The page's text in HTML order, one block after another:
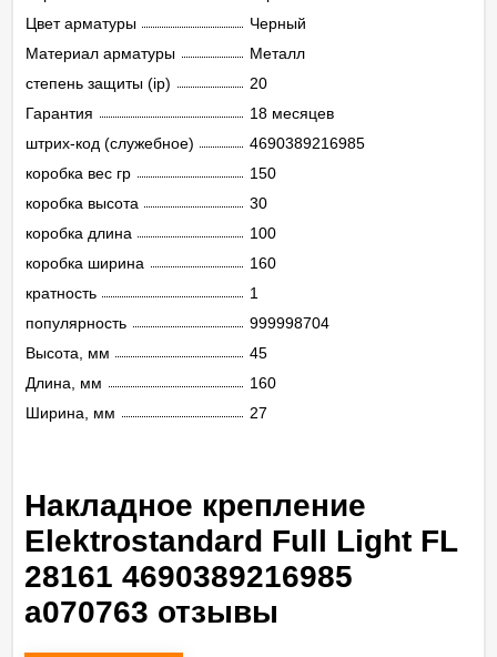
Цвет арматуры
Черный
Материал арматуры
Металл
степень защиты (ip)
20
Гарантия
18 месяцев
штрих-код (служебное)
4690389216985
коробка вес гр
150
коробка высота
30
коробка длина
100
коробка ширина
160
кратность
1
популярность
999998704
Высота, мм
45
Длина, мм
160
Ширина, мм
27
Накладное крепление
Elektrostandard Full Light FL
28161 4690389216985
a070763 отзывы